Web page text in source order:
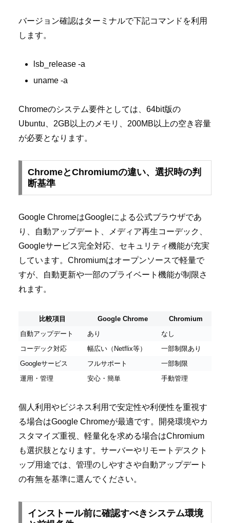
バージョン確認はターミナルで下記コマンドを利用
します。
lsb_release -a
uname -a
Chromeのシステム要件としては、64bit版の
Ubuntu、2GB以上のメモリ、200MB以上の空き容量
が必要となります。
ChromeとChromiumの違い、選択時の判
断基準
Google ChromeはGoogleによる公式ブラウザであ
り、自動アップデート、メディア再生コーデック、
Googleサービス完全対応、セキュリティ機能が充実
しています。Chromiumはオープンソースで軽量で
すが、自動更新や一部のプライベート機能が制限さ
れます。
比較項目 Google Chrome
Chromium
自動アップデート
あり
なし
コーデック対応
幅広い（Netflix等）
一部制限あり
Googleサービス
フルサポート
一部制限
運用・管理
安心・簡単 手動管理
個人利用やビジネス利用で安定性や利便性を重視す
る場合はGoogle Chromeが最適です。開発環境やカ
スタマイズ重視、軽量化を求める場合はChromium
も選択肢となります。サーバーやリモートデスクト
ップ用途では、管理のしやすさや自動アップデート
の有無を基準に選んでください。
インストール前に確認すべきシステム環境